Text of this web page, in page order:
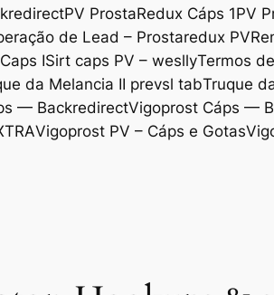
PV ProstaRedux Cáps 1PV
de Lead – Prostaredux PV
ISirt caps PV – wesllyTermos
da Melancia II prevsl tabTruque
— BackredirectVigoprost Cáps —
Vigoprost PV – Cáps e Gotas